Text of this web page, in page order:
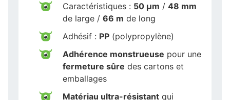
Caractéristiques : 50 µm / 48 mm
de large / 66 m de long
Adhésif : PP (polypropylène)
Adhérence monstrueuse pour une
fermeture sûre des cartons et
emballages
Matériau ultra-résistant qui